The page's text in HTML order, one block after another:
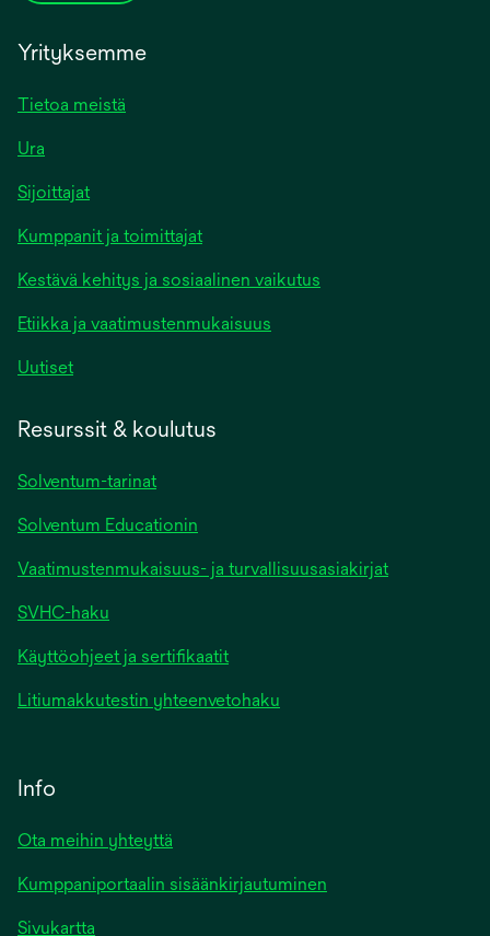
Yrityksemme
Tietoa meistä
Ura
Sijoittajat
Kumppanit ja toimittajat
Kestävä kehitys ja sosiaalinen vaikutus
Etiikka ja vaatimustenmukaisuus
Uutiset
Resurssit & koulutus
Solventum-tarinat
Solventum Educationin
Vaatimustenmukaisuus- ja turvallisuusasiakirjat
SVHC-haku
Käyttöohjeet ja sertifikaatit
Litiumakkutestin yhteenvetohaku
Info
Ota meihin yhteyttä
Kumppaniportaalin sisäänkirjautuminen
Sivukartta